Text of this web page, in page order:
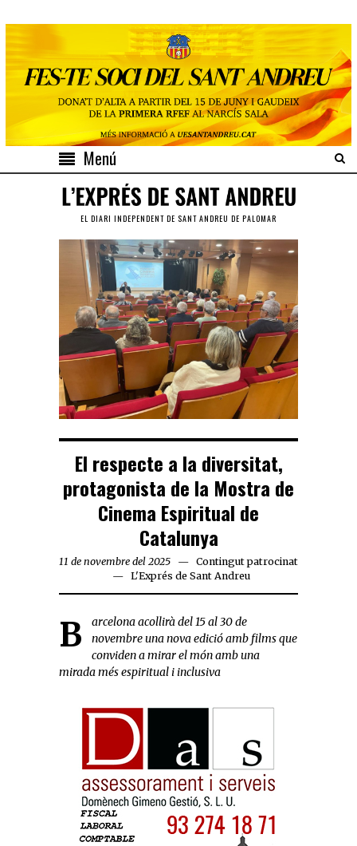
Menú
EL DIARI INDEPENDENT DE SANT ANDREU DE PALOMAR
El respecte a la diversitat,
protagonista de la Mostra de
Cinema Espiritual de
Catalunya
11 de novembre del 2025
Contingut patrocinat
L'Exprés de Sant Andreu
B
arcelona acollirà del 15 al 30 de
novembre una nova edició amb films que
conviden a mirar el món amb una
mirada més espiritual i inclusiva